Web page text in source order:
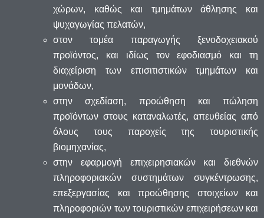
χώρων, καθώς και τμημάτων άθλησης και
ψυχαγωγίας πελατών,
στον τομέα παραγωγής ξενοδοχειακού
προϊόντος, και ιδίως τον εφοδιασμό και τη
διαχείριση των επισιτιστικών τμημάτων και
μονάδων,
στην σχεδίαση, προώθηση και πώληση
προϊόντων στους καταναλωτές, απευθείας από
όλους τους παροχείς της τουριστικής
βιομηχανίας,
στην εφαρμογή επιχειρησιακών και διεθνών
πληροφοριακών συστημάτων συγκέντρωσης,
επεξεργασίας και προώθησης στοιχείων και
πληροφοριών των τουριστικών επιχειρήσεων και